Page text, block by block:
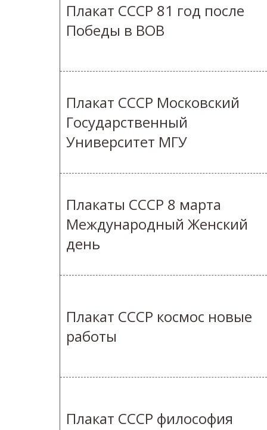
Плакат СССР 81 год после
Победы в ВОВ
Плакат СССР Московский
Государственный
Университет МГУ
Плакаты СССР 8 марта
Международный Женский
день
Плакат СССР космос новые
работы
Плакат СССР философия